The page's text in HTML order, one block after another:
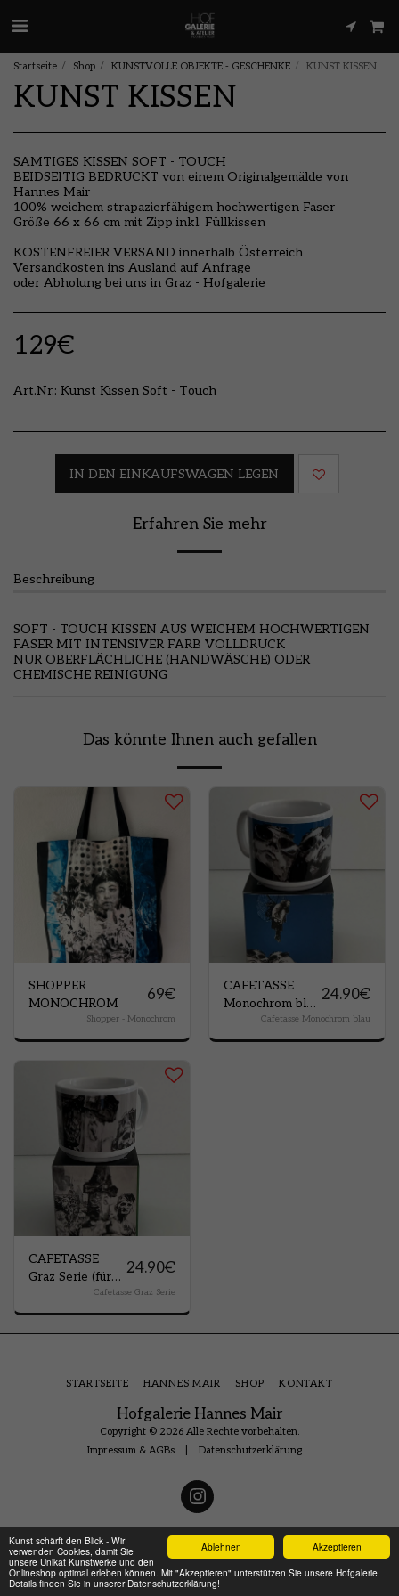
Akzeptieren
Ablehnen
Kunst schärft den Blick - Wir
verwenden Cookies, damit Sie
unsere Unikat Kunstwerke und den
Onlineshop optimal erleben können. Mit "Akzeptieren" unterstützen Sie unsere Hofgalerie.
Details finden Sie in unserer Datenschutzerklärung!
Startseite Shop KUNSTVOLLE OBJEKTE - GESCHENKE KUNST KISSEN
KUNST KISSEN
SAMTIGES KISSEN SOFT - TOUCH
BEIDSEITIG BEDRUCKT von einem Originalgemälde von
Hannes Mair
100% weichem strapazierfähigem hochwertigen Faser
Größe 66 x 66 cm mit Zipp inkl. Füllkissen
KOSTENFREIER VERSAND innerhalb Österreich
Versandkosten ins Ausland auf Anfrage
oder Abholung bei uns in Graz - Hofgalerie
129€
Art.Nr.: Kunst Kissen Soft - Touch
IN DEN EINKAUFSWAGEN LEGEN
Erfahren Sie mehr
Beschreibung
SOFT - TOUCH KISSEN AUS WEICHEM HOCHWERTIGEN
FASER MIT INTENSIVER FARB VOLLDRUCK
NUR OBERFLÄCHLICHE (HANDWÄSCHE) ODER
CHEMISCHE REINIGUNG
Das könnte Ihnen auch gefallen
SHOPPER
MONOCHROM
69€
Shopper - Monochrom
CAFETASSE
Monochrom blau
(für Espresso
oder
24.90€
Cafetasse Monochrom blau
CAFETASSE
Graz Serie (für
Espresso oder
Verlängerten)
24.90€
Cafetasse Graz Serie
Hofgalerie Hannes Mair
Copyright © 2026 Alle Rechte vorbehalten.
Impressum & AGBs| Datenschutzerklärung
STARTSEITE HANNES MAIR SHOP KONTAKT